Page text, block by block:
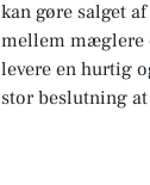
kan gøre salget
mellem mæglere
levere en hurtig
stor beslutning